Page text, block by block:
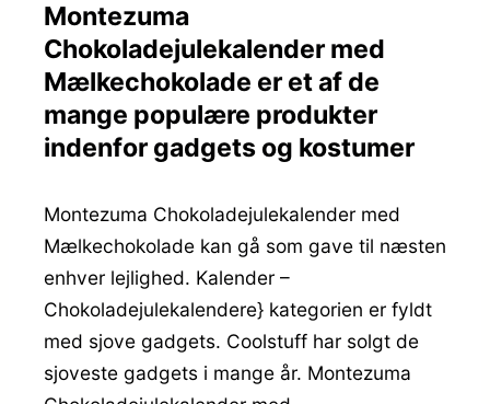
Montezuma
Chokoladejulekalender med
Mælkechokolade er et af de
mange populære produkter
indenfor gadgets og kostumer
Montezuma Chokoladejulekalender med
Mælkechokolade kan gå som gave til næsten
enhver lejlighed. Kalender –
Chokoladejulekalendere} kategorien er fyldt
med sjove gadgets. Coolstuff har solgt de
sjoveste gadgets i mange år. Montezuma